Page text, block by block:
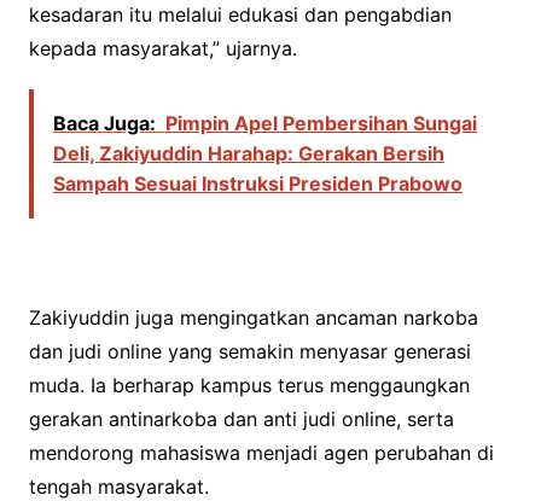
kesadaran itu melalui edukasi dan pengabdian
kepada masyarakat,” ujarnya.
Baca Juga: Pimpin Apel Pembersihan Sungai
Deli, Zakiyuddin Harahap: Gerakan Bersih
Sampah Sesuai Instruksi Presiden Prabowo
Zakiyuddin juga mengingatkan ancaman narkoba
dan judi online yang semakin menyasar generasi
muda. Ia berharap kampus terus menggaungkan
gerakan antinarkoba dan anti judi online, serta
mendorong mahasiswa menjadi agen perubahan di
tengah masyarakat.